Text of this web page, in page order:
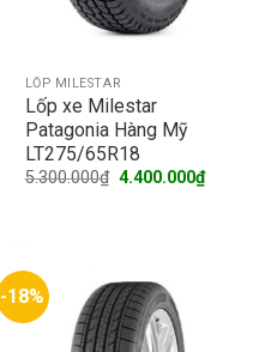
LỐP MILESTAR
Lốp xe Milestar
Patagonia Hàng Mỹ
LT275/65R18
5.300.000₫ Original
4.400.000₫Current
price
-18%